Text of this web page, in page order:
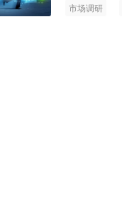
市场调研